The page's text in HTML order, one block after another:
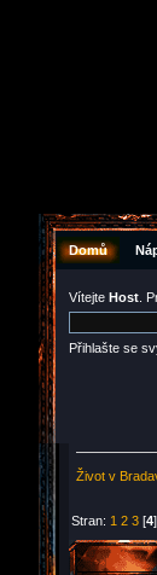
Domů
Vítejte Host .
Přihlašte se
Život v
Stran: 1 2 3 [4]